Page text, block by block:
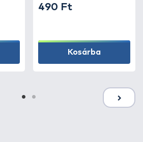
490 Ft
Kosárba